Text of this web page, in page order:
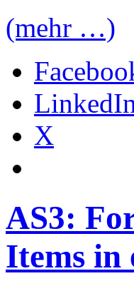
(mehr …)
LinkedIn
X
AS3:
Items in